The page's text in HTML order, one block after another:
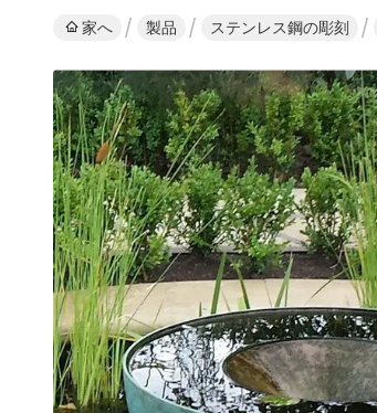
家へ 製品 ステンレス鋼の彫刻